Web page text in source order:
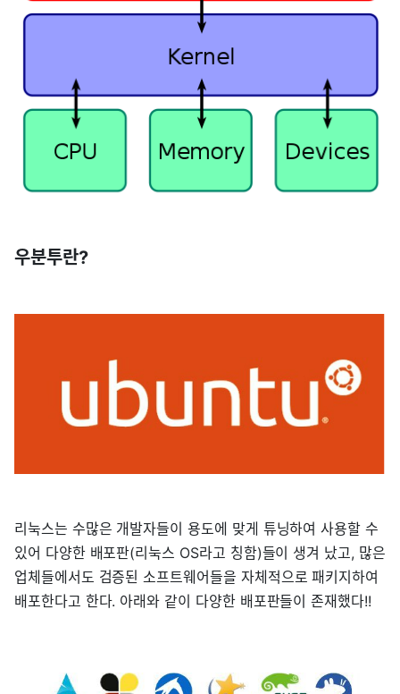
우분투란?
리눅스는 수많은 개발자들이 용도에 맞게 튜닝하여 사용할 수
있어 다양한 배포판(리눅스 OS라고 칭함)들이 생겨 났고, 많은
업체들에서도 검증된 소프트웨어들을 자체적으로 패키지하여
배포한다고 한다. 아래와 같이 다양한 배포판들이 존재했다!!